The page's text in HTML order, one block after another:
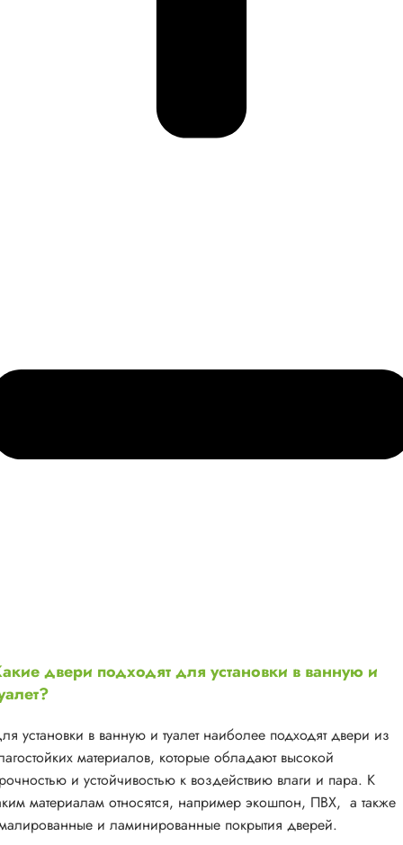
двери подходят для установки в ванную и
установки в ванную и туалет наиболее подходят двери из
материалов, которые обладают высокой
и устойчивостью к воздействию влаги и пара. К
материалам относятся, например экошпон, ПВХ, а также
и ламинированные покрытия дверей.